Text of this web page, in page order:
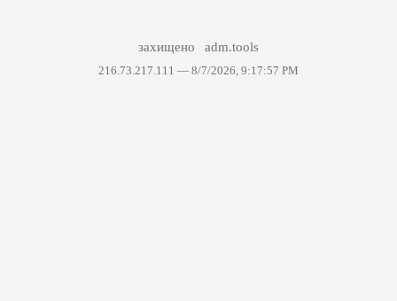
захищено adm.tools
216.73.217.111 — 8/7/2026, 9:17:57 PM